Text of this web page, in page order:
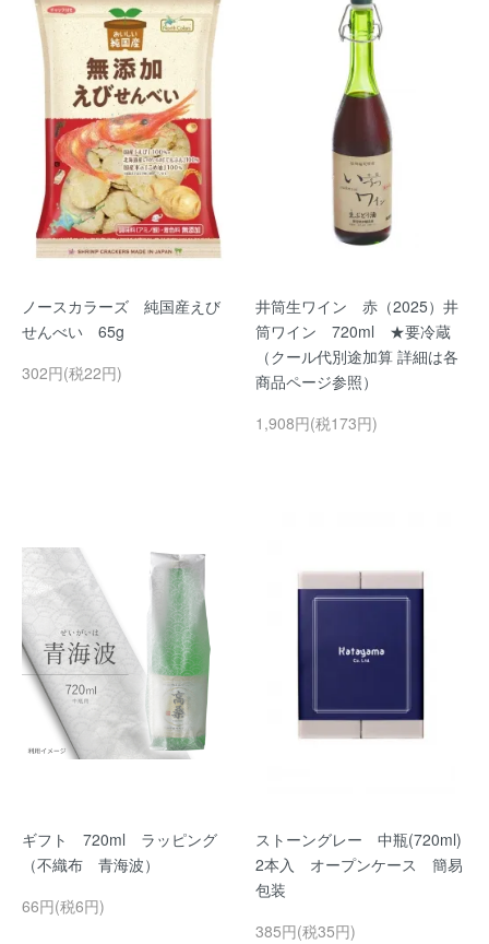
ノースカラーズ 純国産えび
せんべい 65g
302円(税22円)
井筒生ワイン 赤（2025）井
筒ワイン 720ml ★要冷蔵
（クール代別途加算 詳細は各
商品ページ参照）
1,908円(税173円)
ギフト 720ml ラッピング
（不織布 青海波）
66円(税6円)
ストーングレー 中瓶(720ml)
2本入 オープンケース 簡易
包装
385円(税35円)